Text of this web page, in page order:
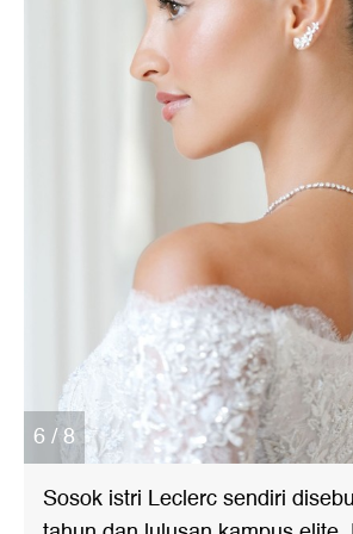
6 / 8
Sosok istri Leclerc sendiri